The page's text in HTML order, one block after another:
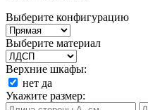
Выберите конфигурацию
Выберите материал
Верхние шкафы:
нет да
Укажите размер: